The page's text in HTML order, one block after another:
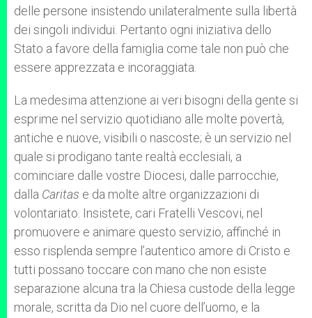
delle persone insistendo unilateralmente sulla libertà
dei singoli individui. Pertanto ogni iniziativa dello
Stato a favore della famiglia come tale non può che
essere apprezzata e incoraggiata.
La medesima attenzione ai veri bisogni della gente si
esprime nel servizio quotidiano alle molte povertà,
antiche e nuove, visibili o nascoste; è un servizio nel
quale si prodigano tante realtà ecclesiali, a
cominciare dalle vostre Diocesi, dalle parrocchie,
dalla Caritas e da molte altre organizzazioni di
volontariato. Insistete, cari Fratelli Vescovi, nel
promuovere e animare questo servizio, affinché in
esso risplenda sempre l’autentico amore di Cristo e
tutti possano toccare con mano che non esiste
separazione alcuna tra la Chiesa custode della legge
morale, scritta da Dio nel cuore dell’uomo, e la